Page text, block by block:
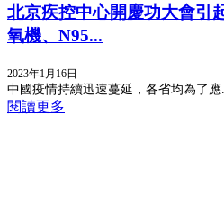
北京疾控中心開慶功大會引
氧機、N95...
2023年1月16日
中國疫情持續迅速蔓延，各省均為了應
閱讀更多